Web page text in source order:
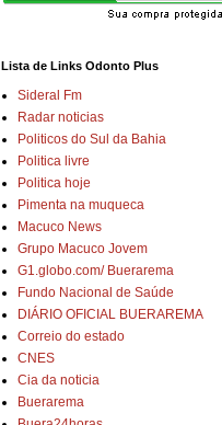
Lista de Links Odonto Plus
Sideral Fm
Radar noticias
Politicos do Sul da Bahia
Politica livre
Politica hoje
Pimenta na muqueca
Macuco News
Grupo Macuco Jovem
G1.globo.com/ Buerarema
Fundo Nacional de Saúde
DIÁRIO OFICIAL BUERAREMA
Correio do estado
CNES
Cia da noticia
Buerarema